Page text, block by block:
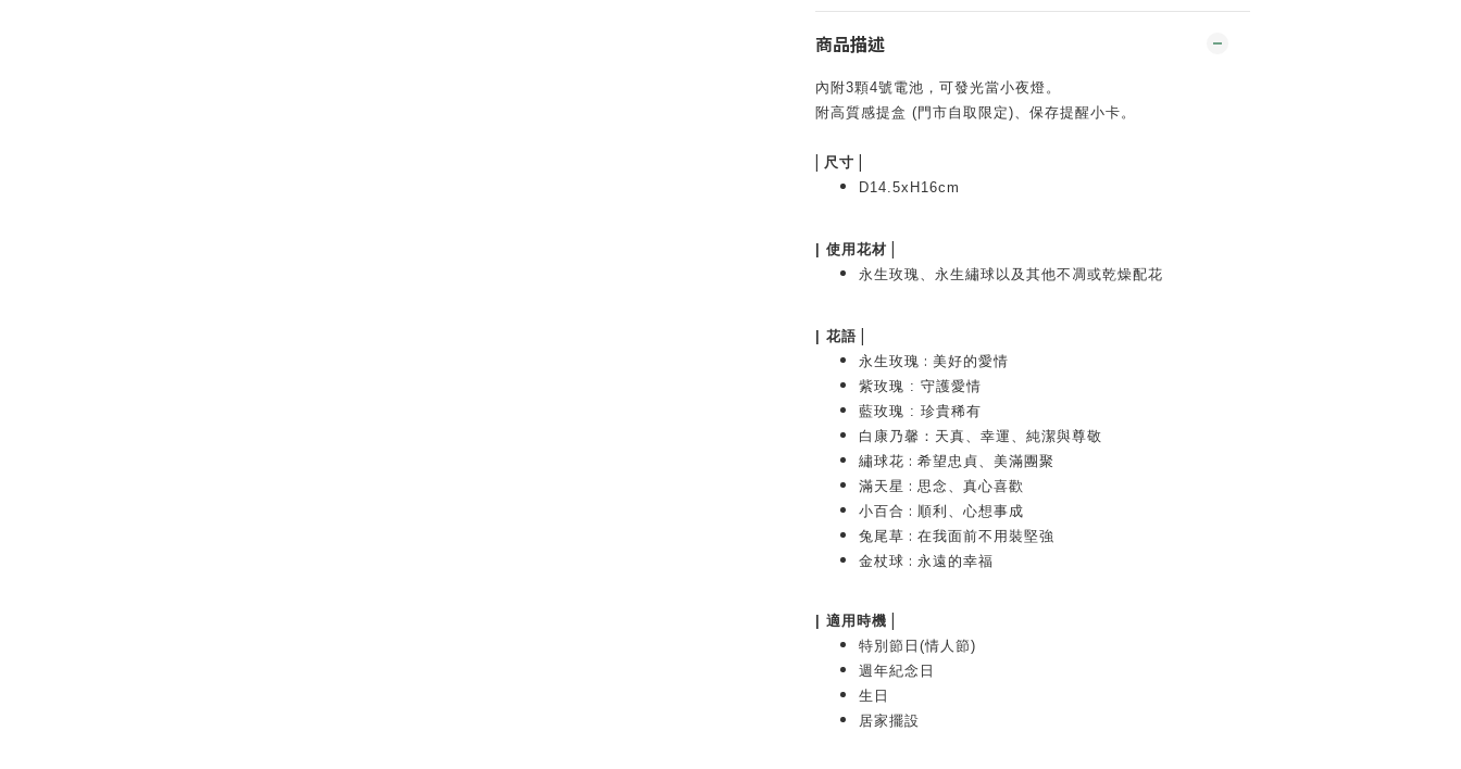
商品描述
內附3顆4號電池，可發光當小夜燈。
附高質感提盒 (門市自取限定)、保存提醒小卡。
| 尺寸 |
D14.5xH16cm
使用花材 |
永生玫瑰、永生繡球以及其他不凋或乾燥配花
花語|
永生玫瑰 : 美好的愛情
紫玫瑰 : 守護愛情
藍玫瑰 : 珍貴稀有
白康乃馨：天真、幸運、純潔與尊敬
繡球花 : 希望忠貞、美滿團聚
滿天星 : 思念、真心喜歡
小百合 : 順利、心想事成
兔尾草 : 在我面前不用裝堅強
金杖球 : 永遠的幸福
| 適用時機 |
特別節日(情人節)
週年紀念日
生日
居家擺設